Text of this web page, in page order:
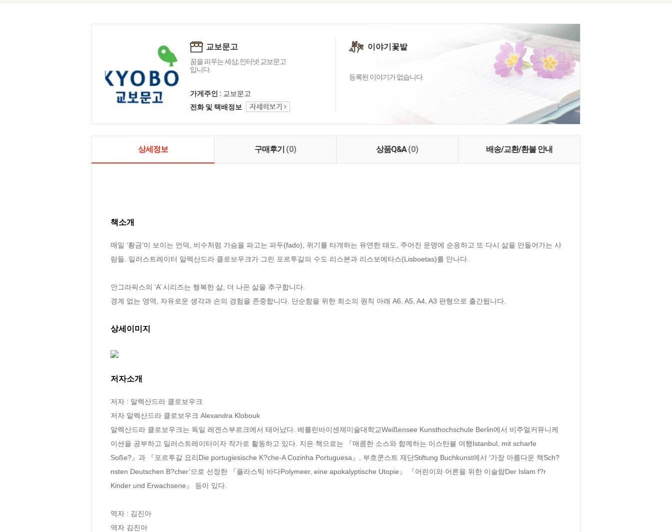
교보문고
꿈을 피우는 세상, 인터넷 교보문고
입니다.
가게주인 : 교보문고
전화 및 택배정보
이야기꽃밭
등록된 이야기가 없습니다.
상세정보 구매후기 (0) 상품Q&A(0) 배송/교환/환불 안내
책소개
매일 ‘황금’이 보이는 언덕, 비수처럼 가슴을 파고는 파두(fado), 위기를 타개하는 유연한 태도, 주어진 운명에 순응하고 또 다시 삶을 만들어가는 사
람들. 일러스트레이터 알렉산드라 클로보우크가 그린 포르투갈의 수도 리스본과 리스보에타스(Lisboetas)를 만나다.
안그라픽스의 ‘A’ 시리즈는 행복한 삶, 더 나은 삶을 추구합니다.
경계 없는 영역, 자유로운 생각과 손의 경험을 존중합니다. 단순함을 위한 최소의 원칙 아래 A6, A5, A4, A3 판형으로 출간됩니다.
상세이미지
저자소개
저자 : 알렉산드라 클로보우크
저자 알렉산드라 클로보우크 Alexandra Klobouk
알렉산드라 클로보우크는 독일 레겐스부르크에서 태어났다. 베를린바이센제미술대학교Weißensee Kunsthochschule Berlin에서 비주얼커뮤니케
이션을 공부하고 일러스트레이터이자 작가로 활동하고 있다. 지은 책으로는 『매콤한 소스와 함께하는 이스탄불 여행Istanbul, mit scharfe
Soße?』과 『포르투갈 요리Die portugiesische K?che-A Cozinha Portuguesa』, 부흐쿤스트 재단Stiftung Buchkunst에서 ‘가장 아름다운 책Sch?
nsten Deutschen B?cher’으로 선정한 『플라스틱 바다Polymeer, eine apokalyptische Utopie』 『어린이와 어른을 위한 이슬람Der Islam f?r
Kinder und Erwachsene』 등이 있다.
역자 : 김진아
역자 김진아